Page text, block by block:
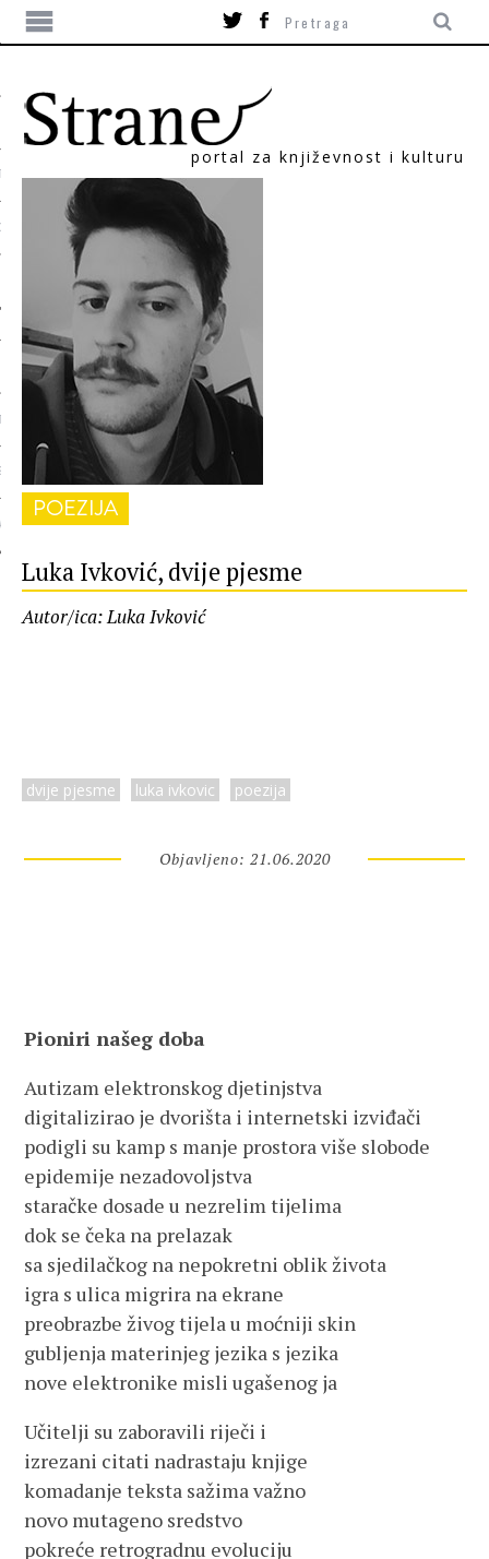
portal za književnost i kulturu
POEZIJA
Luka Ivković, dvije pjesme
Autor/ica: Luka Ivković
dvije pjesme luka ivkovic poezija
Objavljeno: 21.06.2020
Pioniri našeg doba
Autizam elektronskog djetinjstva
digitalizirao je dvorišta i internetski izviđači
podigli su kamp s manje prostora više slobode
epidemije nezadovoljstva
staračke dosade u nezrelim tijelima
dok se čeka na prelazak
sa sjedilačkog na nepokretni oblik života
igra s ulica migrira na ekrane
preobrazbe živog tijela u moćniji skin
gubljenja materinjeg jezika s jezika
nove elektronike misli ugašenog ja
Učitelji su zaboravili riječi i
izrezani citati nadrastaju knjige
komadanje teksta sažima važno
novo mutageno sredstvo
pokreće retrogradnu evoluciju